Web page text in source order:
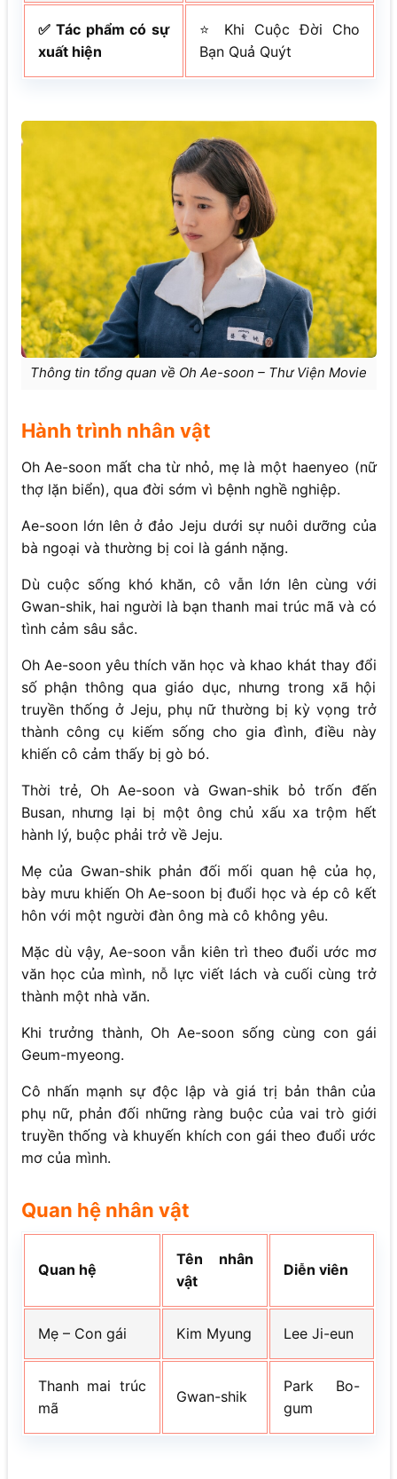
✅ Tác phẩm có sự
xuất hiện
⭐ Khi Cuộc Đời Cho
Bạn Quả Quýt
Thông tin tổng quan về Oh Ae-soon – Thư Viện Movie
Hành trình nhân vật
Oh Ae-soon mất cha từ nhỏ, mẹ là một haenyeo (nữ
thợ lặn biển), qua đời sớm vì bệnh nghề nghiệp.
Ae-soon lớn lên ở đảo Jeju dưới sự nuôi dưỡng của
bà ngoại và thường bị coi là gánh nặng.
Dù cuộc sống khó khăn, cô vẫn lớn lên cùng với
Gwan-shik, hai người là bạn thanh mai trúc mã và có
tình cảm sâu sắc.
Oh Ae-soon yêu thích văn học và khao khát thay đổi
số phận thông qua giáo dục, nhưng trong xã hội
truyền thống ở Jeju, phụ nữ thường bị kỳ vọng trở
thành công cụ kiếm sống cho gia đình, điều này
khiến cô cảm thấy bị gò bó.
Thời trẻ, Oh Ae-soon và Gwan-shik bỏ trốn đến
Busan, nhưng lại bị một ông chủ xấu xa trộm hết
hành lý, buộc phải trở về Jeju.
Mẹ của Gwan-shik phản đối mối quan hệ của họ,
bày mưu khiến Oh Ae-soon bị đuổi học và ép cô kết
hôn với một người đàn ông mà cô không yêu.
Mặc dù vậy, Ae-soon vẫn kiên trì theo đuổi ước mơ
văn học của mình, nỗ lực viết lách và cuối cùng trở
thành một nhà văn.
Khi trưởng thành, Oh Ae-soon sống cùng con gái
Geum-myeong.
Cô nhấn mạnh sự độc lập và giá trị bản thân của
phụ nữ, phản đối những ràng buộc của vai trò giới
truyền thống và khuyến khích con gái theo đuổi ước
mơ của mình.
Quan hệ nhân vật
Quan hệ
Tên nhân
vật
Diễn viên
Mẹ – Con gái Kim Myung Lee Ji-eun
Thanh mai trúc
mã
Gwan-shik
Park Bo-
gum